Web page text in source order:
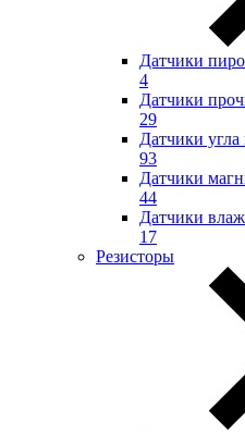
Датчики
4
Датчики
29
Датчики
93
Датчики
44
Датчики
17
Резисторы